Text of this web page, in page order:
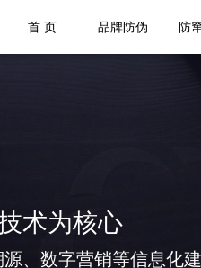
首 页
品牌防伪 防
术为核心
、数字营销等信息化